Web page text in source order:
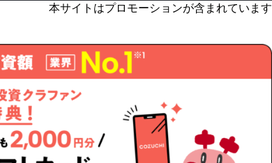
本サイトはプロモーションが含まれています